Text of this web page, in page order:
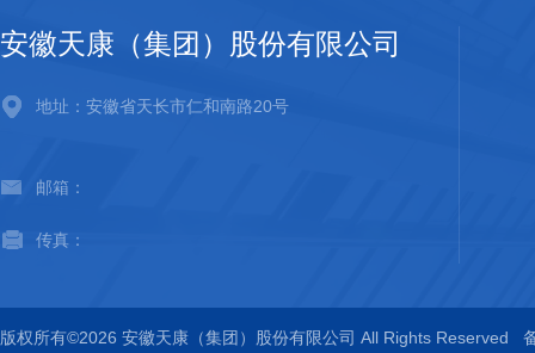
安徽天康（集团）股份有限公司
地址：安徽省天长市仁和南路20号
邮箱：
传真：
版权所有©2026 安徽天康（集团）股份有限公司 All Rights Reserved